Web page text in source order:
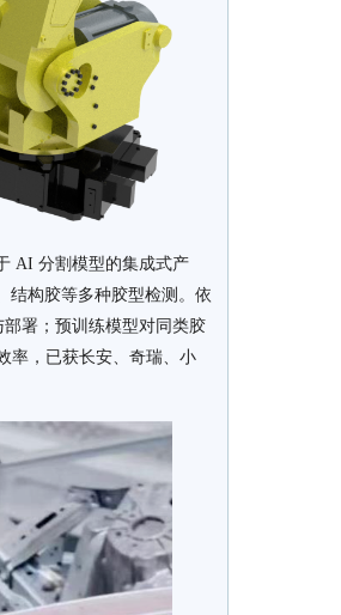
AI 分割模型的集成式产
结构胶等多种胶型检测。依
署；预训练模型对同类胶
率，已获长安、奇瑞、小